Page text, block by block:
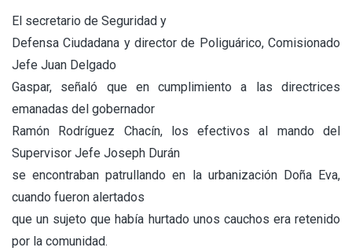
El secretario de Seguridad y
Defensa Ciudadana y director de Poliguárico, Comisionado
Jefe Juan Delgado
Gaspar, señaló que en cumplimiento a las directrices
emanadas del gobernador
Ramón Rodríguez Chacín, los efectivos al mando del
Supervisor Jefe Joseph Durán
se encontraban patrullando en la urbanización Doña Eva,
cuando fueron alertados
que un sujeto que había hurtado unos cauchos era retenido
por la comunidad.